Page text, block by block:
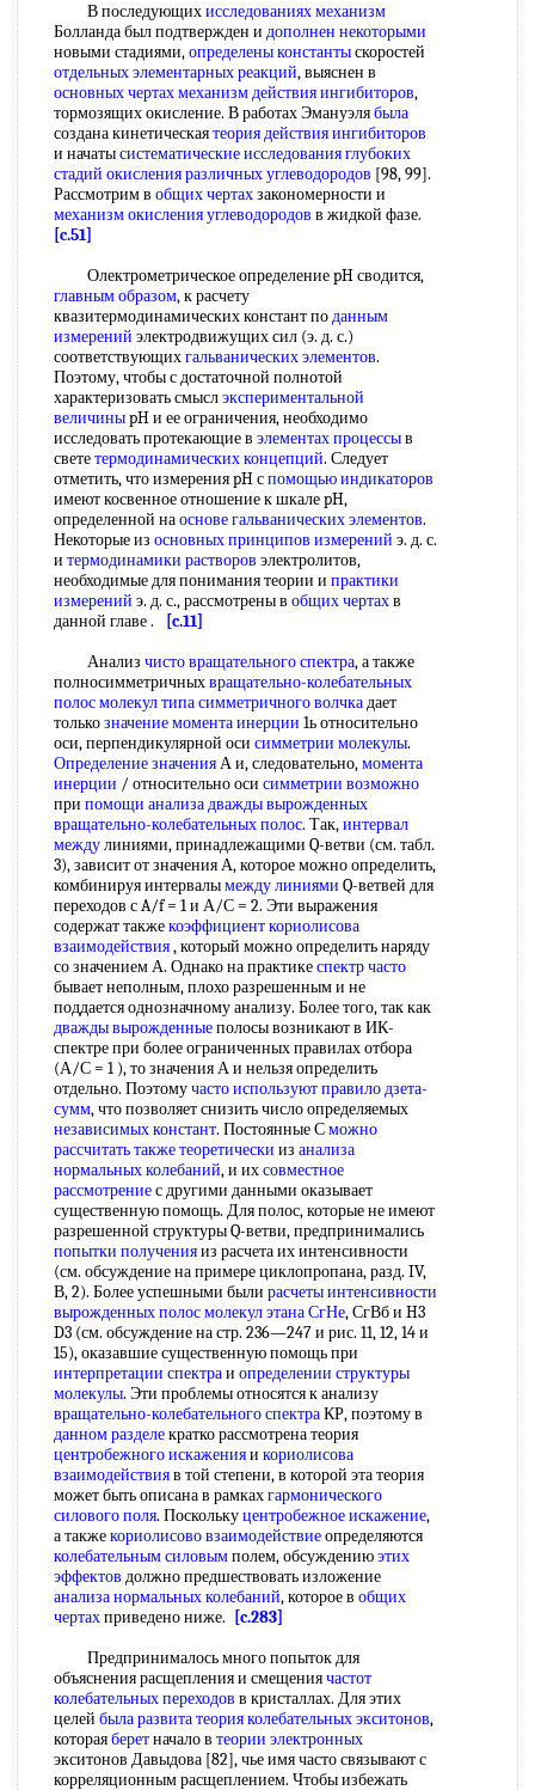
В последующихисследованиях механизм
Болланда был подтвержден и дополнен некоторыми
новыми стадиями,определены константыскоростей
отдельных элементарных реакций, выяснен в
основных чертах механизмдействия ингибиторов,
тормозящих окисление. В работах Эмануэлябыла
создана кинетическаятеория действия ингибиторов
и начатысистематические исследованияглубоких
стадий окисленияразличных углеводородов [98, 99].
Рассмотрим в общих чертахзакономерности и
механизм окисления углеводородов в жидкой фазе.
[c.51]
Олектрометрическое определение pH сводится,
главным образом, к расчету
квазитермодинамических констант поданным
измерений электродвижущих сил (э. д. с.)
соответствующихгальванических элементов.
Поэтому, чтобы с достаточной полнотой
характеризовать смыслэкспериментальной
величиныpH и ее ограничения, необходимо
исследовать протекающие в элементах процессыв
свететермодинамических концепций. Следует
отметить, что измерения pH спомощью индикаторов
имеют косвенное отношение к шкале pH,
определенной наоснове гальванических элементов.
Некоторые из основных принципов измерений э. д. с.
и термодинамики растворов электролитов,
необходимые для понимания теории и практики
измерений э. д. с., рассмотрены в общих чертахв
данной главе .
[c.11]
Анализ чисто вращательного спектра, а также
полносимметричныхвращательно-колебательных
полос молекултипа симметричного волчкадает
толькозначение момента инерции 1ь относительно
оси, перпендикулярной оси симметрии молекулы.
Определение значенияА и, следовательно,момента
инерции / относительно оси симметрии возможно
при помощи анализадважды вырожденных
вращательно-колебательных полос. Так,интервал
междулиниями, принадлежащими Q-ветви (см. табл.
3), зависит от значения А, которое можно определить,
комбинируя интервалымежду линиями Q-ветвей для
переходов с A/f = 1 и А/С = 2. Эти выражения
содержат такжекоэффициент кориолисова
взаимодействия, который можно определить наряду
со значением А. Однако на практикеспектр часто
бывает неполным, плохо разрешенным и не
поддается однозначному анализу. Более того, так как
дважды вырожденныеполосы возникают в ИК-
спектре при более ограниченных правилах отбора
(А/С = 1 ), то значения А и нельзя определить
отдельно. Поэтомучасто используютправило дзета-
сумм, что позволяет снизить число определяемых
независимых констант. Постоянные Сможно
рассчитатьтакже теоретически из анализа
нормальных колебаний, и ихсовместное
рассмотрениес другими данными оказывает
существенную помощь. Для полос, которые не имеют
разрешенной структуры Q-ветви, предпринимались
попытки полученияиз расчета их интенсивности
(см. обсуждение на примере циклопропана, разд. IV,
В, 2). Более успешными были расчеты интенсивности
вырожденных полосмолекул этанаСгНе, СгВб и H3
D3 (см. обсуждение на стр. 236—247 и рис. 11, 12, 14 и
15), оказавшие существенную помощь при
интерпретации спектраи определении структуры
молекулы. Эти проблемы относятся к анализу
вращательно-колебательного спектраКР, поэтому в
данном разделекратко рассмотрена теория
центробежного искаженияи кориолисова
взаимодействияв той степени, в которой эта теория
может быть описана в рамкахгармонического
силового поля. Посколькуцентробежное искажение,
а такжекориолисово взаимодействиеопределяются
колебательным силовымполем, обсуждениюэтих
эффектов должно предшествовать изложение
анализа нормальных колебаний, которое в общих
чертахприведено ниже.
[c.283]
Предпринималось много попыток для
объяснения расщепления и смещениячастот
колебательных переходов в кристаллах. Для этих
целей быларазвита теорияколебательных экситонов,
котораяберетначало в теории электронных
экситонов Давыдова [82], чье имя часто связывают с
корреляционным расщеплением. Чтобы избежать